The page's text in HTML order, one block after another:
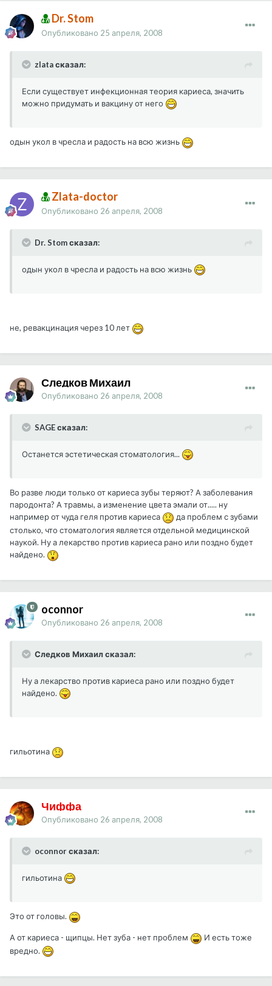
Dr. Stom
Опубликовано 25 апреля, 2008
zlata сказал:
Если существует инфекционная теория кариеса, значить
можно придумать и вакцину от него
одын укол в чресла и радость на всю жизнь
Zlata-doctor
Опубликовано 26 апреля, 2008
Dr. Stom сказал:
одын укол в чресла и радость на всю жизнь
не, ревакцинация через 10 лет
Следков Михаил
Опубликовано 26 апреля, 2008
SAGE сказал:
Останется эстетическая стоматология...
Во разве люди только от кариеса зубы теряют? А заболевания
пародонта? А травмы, а изменение цвета эмали от..... ну
например от чуда геля против кариеса
да проблем с зубами
столько, что стоматология является отдельной медицинской
наукой. Ну а лекарство против кариеса рано или поздно будет
найдено.
oconnor
Опубликовано 26 апреля, 2008
Следков Михаил сказал:
Ну а лекарство против кариеса рано или поздно будет
найдено.
гильотина
Чиффа
Опубликовано 26 апреля, 2008
oconnor сказал:
гильотина
Это от головы.
А от кариеса - щипцы. Нет зуба - нет проблем
И есть тоже
вредно.